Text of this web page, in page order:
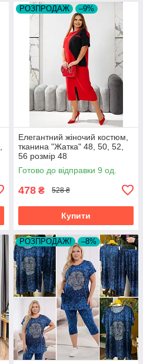
РОЗПРОДАЖ –9%
Елегантний жіночий костюм,
тканина "Жатка" 48, 50, 52,
56 розмір 48
Готово до відправки 9 од.
478 ₴ 528 ₴
Купити
РОЗПРОДАЖ! –8%